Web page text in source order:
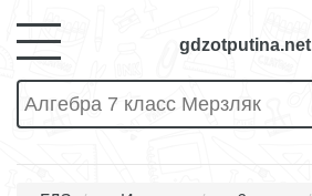
gdzotputina.net